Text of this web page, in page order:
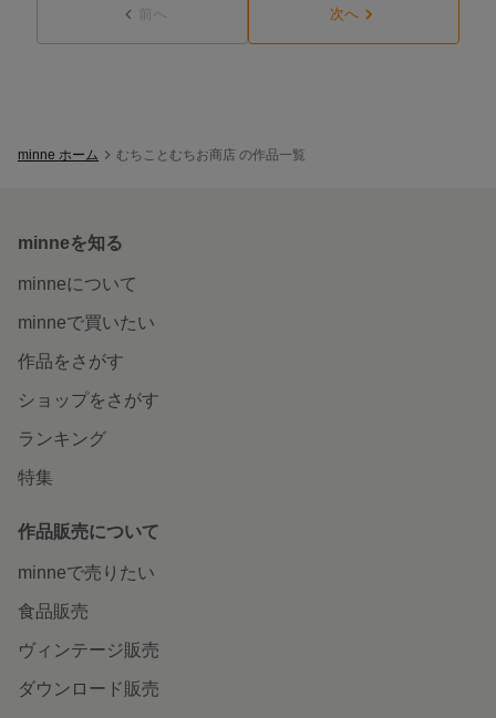
前へ 次へ
minne ホーム むちことむちお商店 の作品一覧
minneを知る
minneについて
minneで買いたい
作品をさがす
ショップをさがす
ランキング
特集
作品販売について
minneで売りたい
食品販売
ヴィンテージ販売
ダウンロード販売